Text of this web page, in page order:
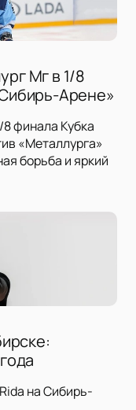
Мг в 1/8
Арене»
финала Кубка
«Металлурга»
борьба и яркий
на Сибирь-